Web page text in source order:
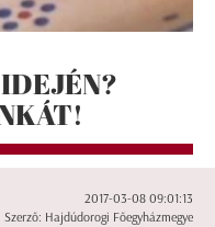
2017-03-08 09:01:13
Szerző: Hajdúdorogi Főegyházmegye